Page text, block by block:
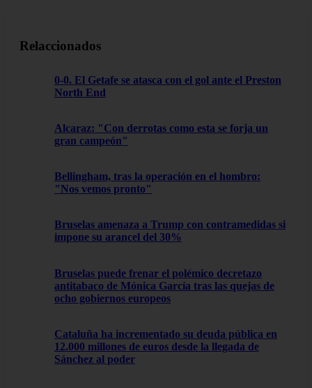
Relaccionados
0-0. El Getafe se atasca con el gol ante el Preston
North End
Alcaraz: "Con derrotas como esta se forja un
gran campeón"
Bellingham, tras la operación en el hombro:
"Nos vemos pronto"
Bruselas amenaza a Trump con contramedidas si
impone su arancel del 30%
Bruselas puede frenar el polémico decretazo
antitabaco de Mónica García tras las quejas de
ocho gobiernos europeos
Cataluña ha incrementado su deuda pública en
12.000 millones de euros desde la llegada de
Sánchez al poder